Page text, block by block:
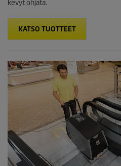
kevyt ohjata.
KATSO TUOTTEET